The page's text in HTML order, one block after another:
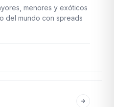
menores y exóticos
del mundo con spreads